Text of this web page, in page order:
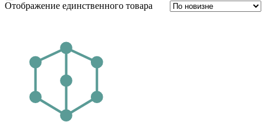
Отображение единственного товара